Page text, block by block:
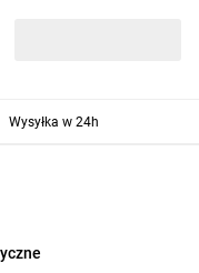
Wysyłka w 24h